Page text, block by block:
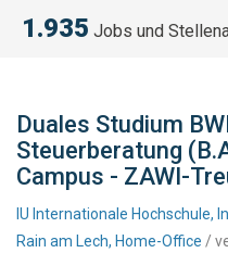
1.935 Jobs und
Duales Studium
Steuerberatung
Campus - ZAWI-
IU Internationale Hochschule,
Rain am Lech, Home-Office /